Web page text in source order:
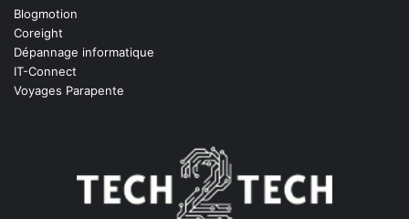
Blogmotion
Coreight
Dépannage informatique
IT-Connect
Voyages Parapente